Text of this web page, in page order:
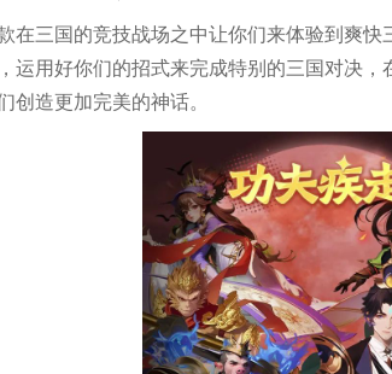
在三国的竞技战场之中让你们来体验到爽
运用好你们的招式来完成特别的三国对决
创造更加完美的神话。